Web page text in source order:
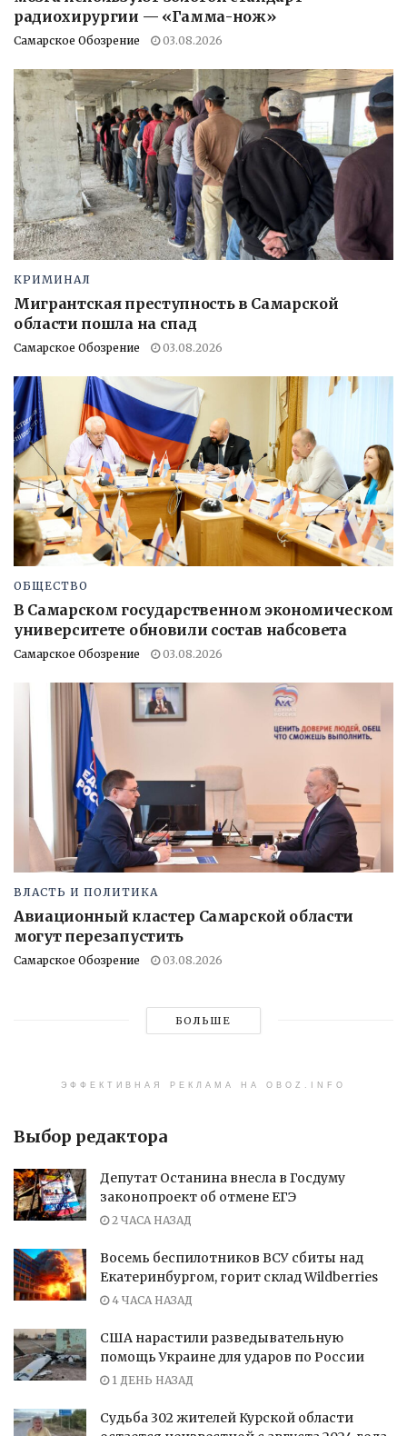
радиохирургии — «Гамма-нож»
Самарское Обозрение 03.08.2026
КРИМИНАЛ
Мигрантская преступность в Самарской
области пошла на спад
Самарское Обозрение 03.08.2026
ОБЩЕСТВО
В Самарском государственном экономическом
университете обновили состав набсовета
Самарское Обозрение 03.08.2026
ВЛАСТЬ И ПОЛИТИКА
Авиационный кластер Самарской области
могут перезапустить
Самарское Обозрение 03.08.2026
БОЛЬШЕ
ЭФФЕКТИВНАЯ РЕКЛАМА НА OBOZ.INFO
Выбор редактора
Депутат Останина внесла в Госдуму
законопроект об отмене ЕГЭ
2 ЧАСА НАЗАД
Восемь беспилотников ВСУ сбиты над
Екатеринбургом, горит склад Wildberries
4 ЧАСА НАЗАД
США нарастили разведывательную
помощь Украине для ударов по России
1 ДЕНЬ НАЗАД
Судьба 302 жителей Курской области